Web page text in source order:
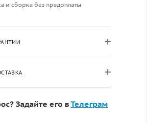
и сборка без предоплаты
Задайте его вТелеграм